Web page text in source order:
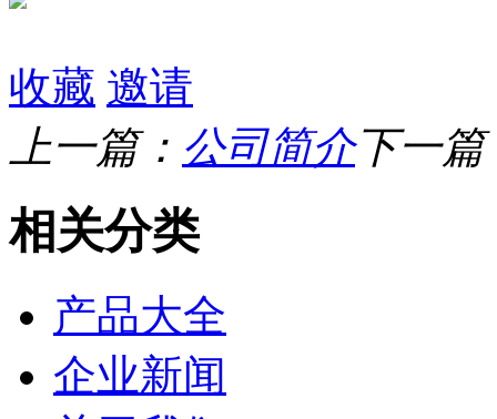
收藏 邀请
上一篇： 公司简介下一篇
相关分类
产品大全
企业新闻